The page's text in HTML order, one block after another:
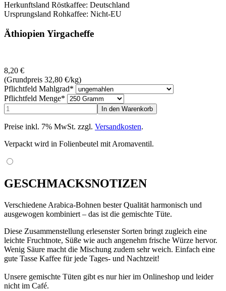
Herkunftsland Röstkaffee: Deutschland
Ursprungsland Rohkaffee: Nicht-EU
Äthiopien Yirgacheffe
8,20 €
(Grundpreis 32,80 €/kg)
Pflichtfeld Mahlgrad*
Pflichtfeld Menge*
Preise inkl. 7% MwSt. zzgl. Versandkosten.
Verpackt wird in Folienbeutel mit Aromaventil.
GESCHMACKSNOTIZEN
Verschiedene Arabica-Bohnen bester Qualität harmonisch und
ausgewogen kombiniert – das ist die gemischte Tüte.
Diese Zusammenstellung erlesenster Sorten bringt zugleich eine
leichte Fruchtnote, Süße wie auch angenehm frische Würze hervor.
Wenig Säure macht die Mischung zudem sehr weich. Einfach eine
gute Tasse Kaffee für jede Tages- und Nachtzeit!
Unsere gemischte Tüten gibt es nur hier im Onlineshop und leider
nicht im Café.